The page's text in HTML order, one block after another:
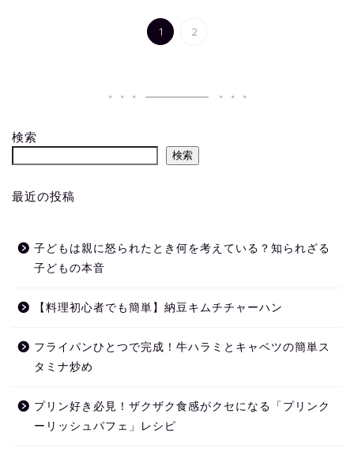
1 2
検索
検索
最近の投稿
子どもは親に怒られたとき何を考えている？知られざる
子どもの本音
【料理初心者でも簡単】納豆キムチチャーハン
フライパンひとつで完成！牛ハラミとキャベツの簡単ス
タミナ炒め
プリン好き必見！ザクザク食感がクセになる「プリンク
ーリッシュパフェ」レシピ